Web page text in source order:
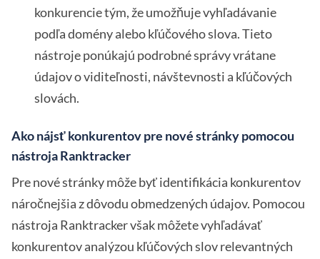
konkurencie tým, že umožňuje vyhľadávanie
podľa domény alebo kľúčového slova. Tieto
nástroje ponúkajú podrobné správy vrátane
údajov o viditeľnosti, návštevnosti a kľúčových
slovách.
Ako nájsť konkurentov pre nové stránky pomocou
nástroja Ranktracker
Pre nové stránky môže byť identifikácia konkurentov
náročnejšia z dôvodu obmedzených údajov. Pomocou
nástroja Ranktracker však môžete vyhľadávať
konkurentov analýzou kľúčových slov relevantných